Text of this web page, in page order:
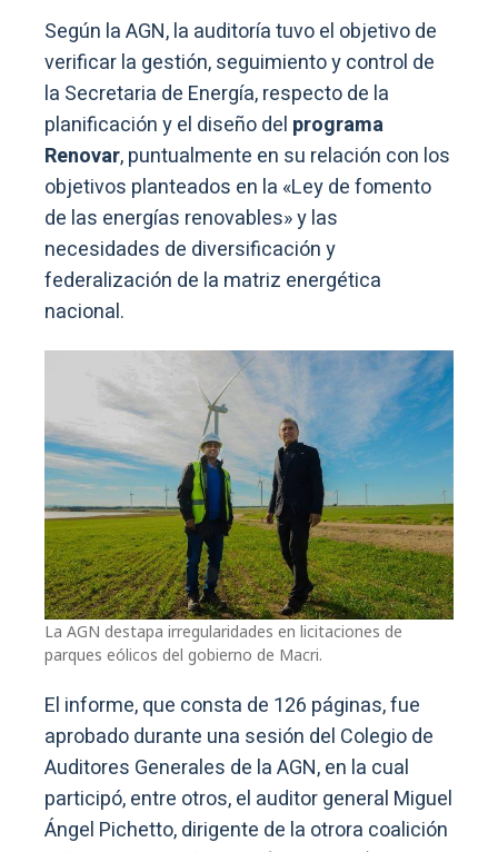
Según la AGN, la auditoría tuvo el objetivo de
verificar la gestión, seguimiento y control de
la Secretaria de Energía, respecto de la
planificación y el diseño del programa
Renovar, puntualmente en su relación con los
objetivos planteados en la «Ley de fomento
de las energías renovables» y las
necesidades de diversificación y
federalización de la matriz energética
nacional.
La AGN destapa irregularidades en licitaciones de
parques eólicos del gobierno de Macri.
El informe, que consta de 126 páginas, fue
aprobado durante una sesión del Colegio de
Auditores Generales de la AGN, en la cual
participó, entre otros, el auditor general Miguel
Ángel Pichetto, dirigente de la otrora coalición